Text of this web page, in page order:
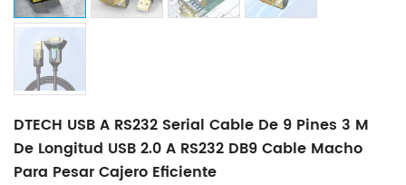
DTECH USB A RS232 Serial Cable De 9 Pines 3 M
De Longitud USB 2.0 A RS232 DB9 Cable Macho
Para Pesar Cajero Eficiente